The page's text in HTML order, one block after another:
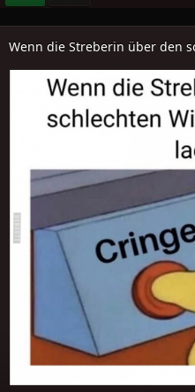
Wenn die Streberin über den